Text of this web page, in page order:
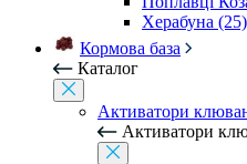
Херабуна (25)
Кормова база
Каталог
Активатори
Активатори